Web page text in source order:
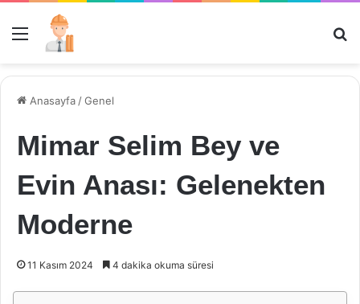
Menü
Anasayfa /Genel
Mimar Selim Bey ve
Evin Anası: Gelenekten
Moderne
11 Kasım 2024 4 dakika okuma süresi